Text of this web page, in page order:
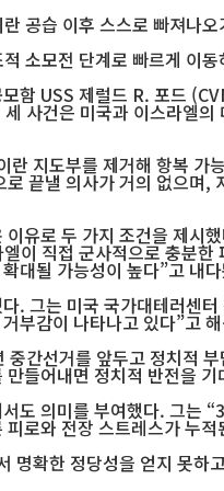
공습 이후 스스로 빠져나
소모전 단계로 빠르게 이
함 USS 제럴드 R. 포드
사건은 미국과 이스라엘
란 지도부를 제거해 항복
끝낼 의사가 거의 없으며
유로 두 가지 조건을 제시
이 직접 군사적으로 충분
대될 가능성이 높다”고 내
. 그는 미국 국가대테러센
부감이 나타나고 있다”고
간선거를 앞두고 정치적
들어내면 정치적 반전을
도 의미를 부여했다. 그는
로와 전장 스트레스가 누
명확한 정당성을 얻지 못